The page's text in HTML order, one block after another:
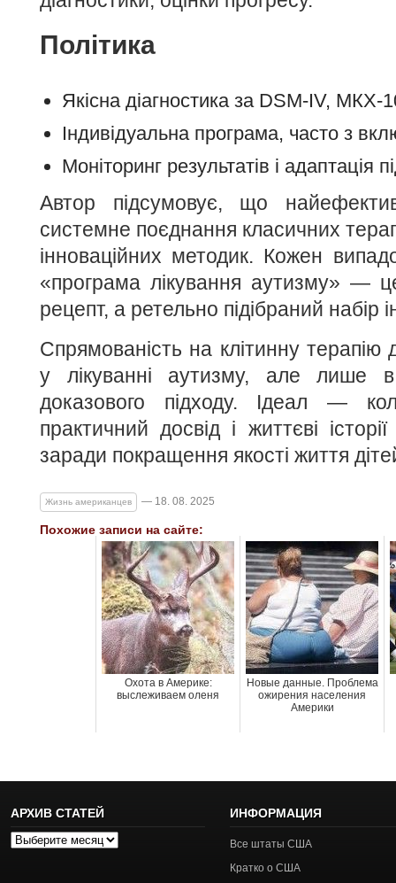
Політика
Якісна діагностика за DSM-IV, МКХ-
Індивідуальна програма, часто з
Моніторинг результатів і адаптація
Автор підсумовує, що
системне поєднання класичних
інноваційних методик. Кожен
«програма лікування аутизму» —
рецепт, а ретельно підібраний набір
Спрямованість на клітинну терапію
у лікуванні аутизму, але лише
доказового підходу. Ідеал —
практичний досвід і життєві
заради покращення якості життя
Жизнь американцев — 18. 08. 2025
Похожие записи на сайте:
Охота в Америке:
выслеживаем оленя
Новые данные. Проблема
ожирения населения
Америки
АРХИВ СТАТЕЙ
Архив
ИНФОРМАЦИЯ
Все штаты США
Кратко о США